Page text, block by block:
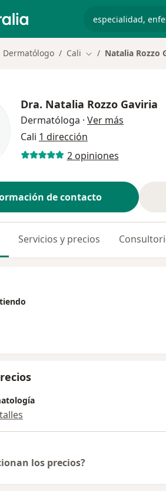
Dermatólogo Cali Cambiar de ciudad
Natalia Rozzo
Dra. Natalia Rozzo Gaviria
Dermatóloga · Ver más
Cali 1 dirección
2 opiniones
de contacto
Servicios y precios
los precios?